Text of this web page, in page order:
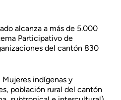
alcanza a más de 5.000
Participativo de
del cantón​ 830
indígenas y
población rural del cantón